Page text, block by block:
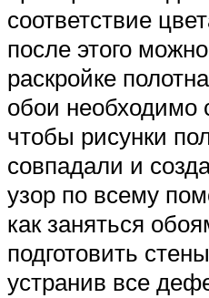
соответствие
после этого
раскройке
обои необходимо
чтобы рисунки
совпадали и
узор по всему
как заняться
подготовить
устранив все